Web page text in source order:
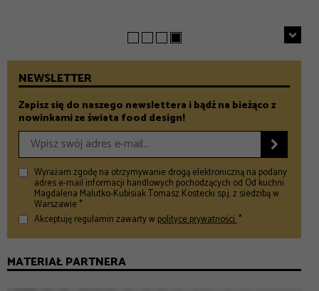
NEWSLETTER
Zapisz się do naszego newslettera i bądź na bieżąco z
nowinkami ze świata food design!

Wyrażam zgodę na otrzymywanie drogą elektroniczną na podany
adres e-mail informacji handlowych pochodzących od Od kuchni
Magdalena Malutko-Kubisiak Tomasz Kostecki sp.j. z siedzibą w
Warszawie *
Akceptuję regulamin zawarty wpolityce prywatności.*
MATERIAŁ PARTNERA